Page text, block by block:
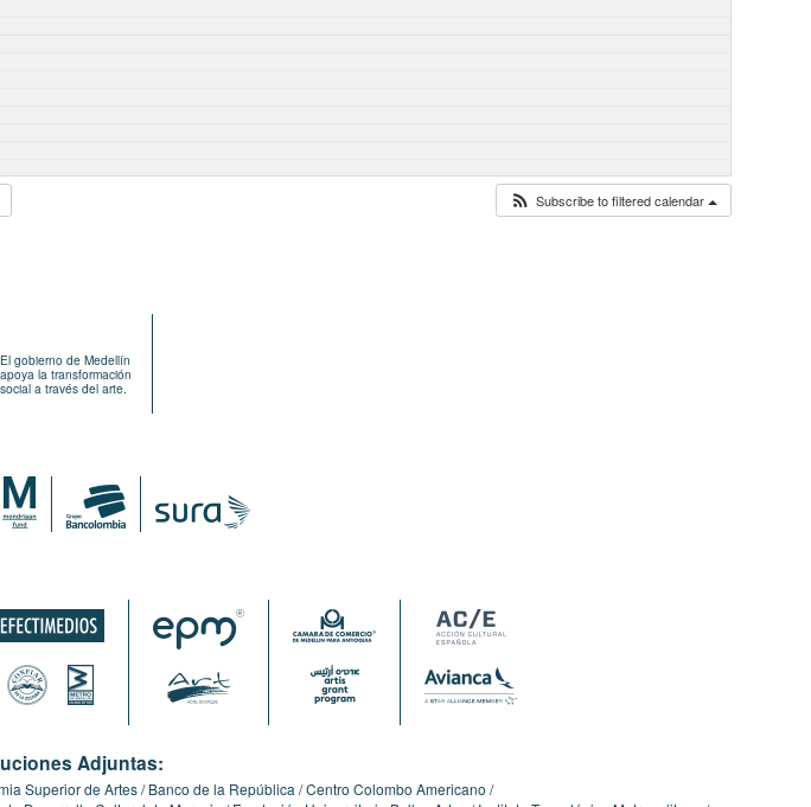
Subscribe to filtered calendar
El gobierno de Medellín
apoya la transformación
social a través del arte.
Adjuntas:
Superior de Artes Banco de la República Centro Colombo Americano